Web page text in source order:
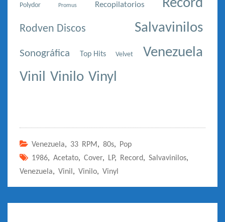
Polydor Promus Recopilatorios Record
Rodven Discos Salvavinilos
Sonográfica Top Hits Velvet
Venezuela
Vinil Vinilo Vinyl
Venezuela, 33 RPM , 80s,
Pop
1986, Acetato, Cover, LP, Record, Salvavinilos,
Venezuela, Vinil , Vinilo, Vinyl